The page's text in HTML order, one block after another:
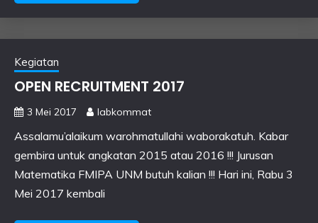
Kegiatan
OPEN RECRUITMENT 2017
3 Mei 2017 labkommat
Assalamu’alaikum warohmatullahi waborakatuh. Kabar
gembira untuk angkatan 2015 atau 2016 !!! Jurusan
Matematika FMIPA UNM butuh kalian !!! Hari ini, Rabu 3
Mei 2017 kembali